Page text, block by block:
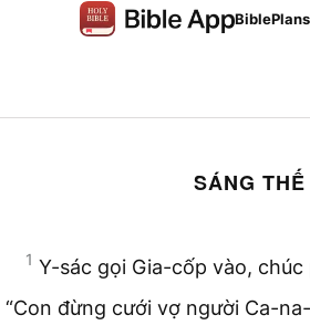
BiblePlans
SÁNG
1 Y-sác gọi Gia-cốp vào,
“Con đừng cưới vợ người Ca-